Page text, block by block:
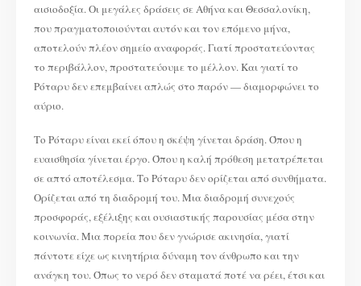
αισιοδοξία. Οι μεγάλες δράσεις σε Αθήνα και Θεσσαλονίκη,
που πραγματοποιούνται αυτόν και τον επόμενο μήνα,
αποτελούν πλέον σημείο αναφοράς. Γιατί προστατεύοντας
το περιβάλλον, προστατεύουμε το μέλλον. Και γιατί το
Ρόταρυ δεν επεμβαίνει απλώς στο παρόν — διαμορφώνει το
αύριο.
Το Ρόταρυ είναι εκεί όπου η σκέψη γίνεται δράση. Όπου η
ευαισθησία γίνεται έργο. Όπου η καλή πρόθεση μετατρέπεται
σε απτό αποτέλεσμα. Το Ρόταρυ δεν ορίζεται από συνθήματα.
Ορίζεται από τη διαδρομή του. Μια διαδρομή συνεχούς
προσφοράς, εξέλιξης και ουσιαστικής παρουσίας μέσα στην
κοινωνία. Μια πορεία που δεν γνώρισε ακινησία, γιατί
πάντοτε είχε ως κινητήρια δύναμη τον άνθρωπο και την
ανάγκη του. Όπως το νερό δεν σταματά ποτέ να ρέει, έτσι και